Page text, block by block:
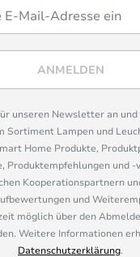
ANMELDEN
unseren Newsletter an
Sortiment Lampen und
Home Produkte,
Produktempfehlungen und
Kooperationspartnern
und
möglich über den
Weitere Informationen
Datenschutzerklärung.